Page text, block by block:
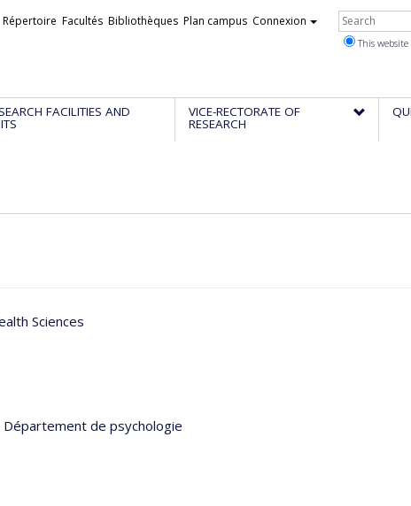
Liens
Répertoire Facultés Bibliothèques Plan campus Connexion
This website
FACILITIES AND VICE-RECTORATE OF
RESEARCH
Sciences
de psychologie